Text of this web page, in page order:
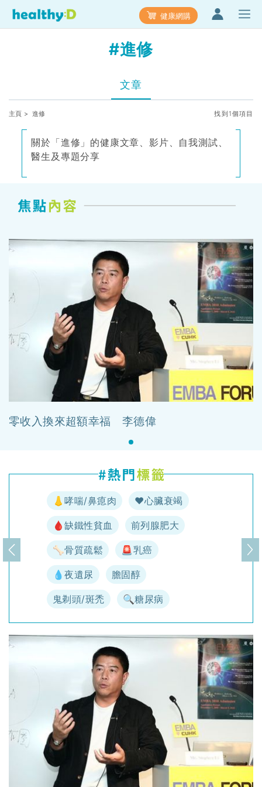
健康網購
#進修
文章
主頁 > 進修 找到1個項目
關於「進修」的健康文章、影片、自我測試、
醫生及專題分享
零收入換來超額幸福 李德偉
👃哮喘/鼻瘜肉 ♥️心臟衰竭
🩸缺鐵性貧血 前列腺肥大
🦴骨質疏鬆 🚨乳癌
💧夜遺尿 膽固醇
鬼剃頭/斑禿 🔍糖尿病
上一頁 下